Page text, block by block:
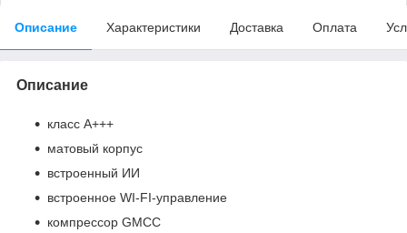
Описание Характеристики Доставка Оплата
Описание
класс А+++
матовый корпус
встроенный ИИ
встроенное WI-FI-управление
компрессор GMCC